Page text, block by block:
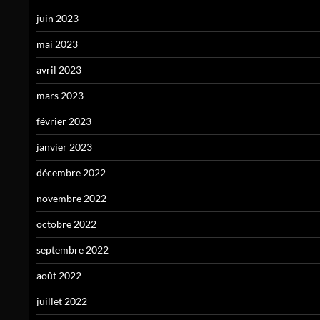
juin 2023
mai 2023
avril 2023
mars 2023
février 2023
janvier 2023
décembre 2022
novembre 2022
octobre 2022
septembre 2022
août 2022
juillet 2022